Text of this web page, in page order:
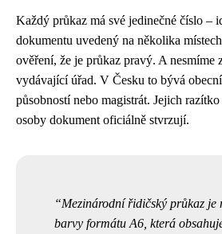
Každý průkaz má své jedinečné číslo –
dokumentu uvedený na několika
ověření, že je průkaz pravý. A nesmíme
vydávající úřad. V Česku to bývá
působností nebo magistrát. Jejich
osoby dokument oficiálně stvrzují.
Mezinárodní řidičský průkaz je
barvy formátu A6, která